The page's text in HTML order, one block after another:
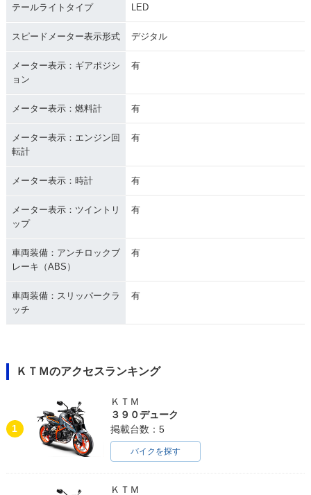
テールライトタイプ LED
スピードメーター表示形式 デジタル
メーター表示：ギアポジシ
ョン
有
メーター表示：燃料計 有
メーター表示：エンジン回
転計
有
メーター表示：時計 有
メーター表示：ツイントリ
ップ
有
車両装備：アンチロックブ
レーキ（ABS）
有
車両装備：スリッパークラ
ッチ
有
ＫＴＭのアクセスランキング
1
ＫＴＭ
３９０デューク
掲載台数：5
バイクを探す
ＫＴＭ